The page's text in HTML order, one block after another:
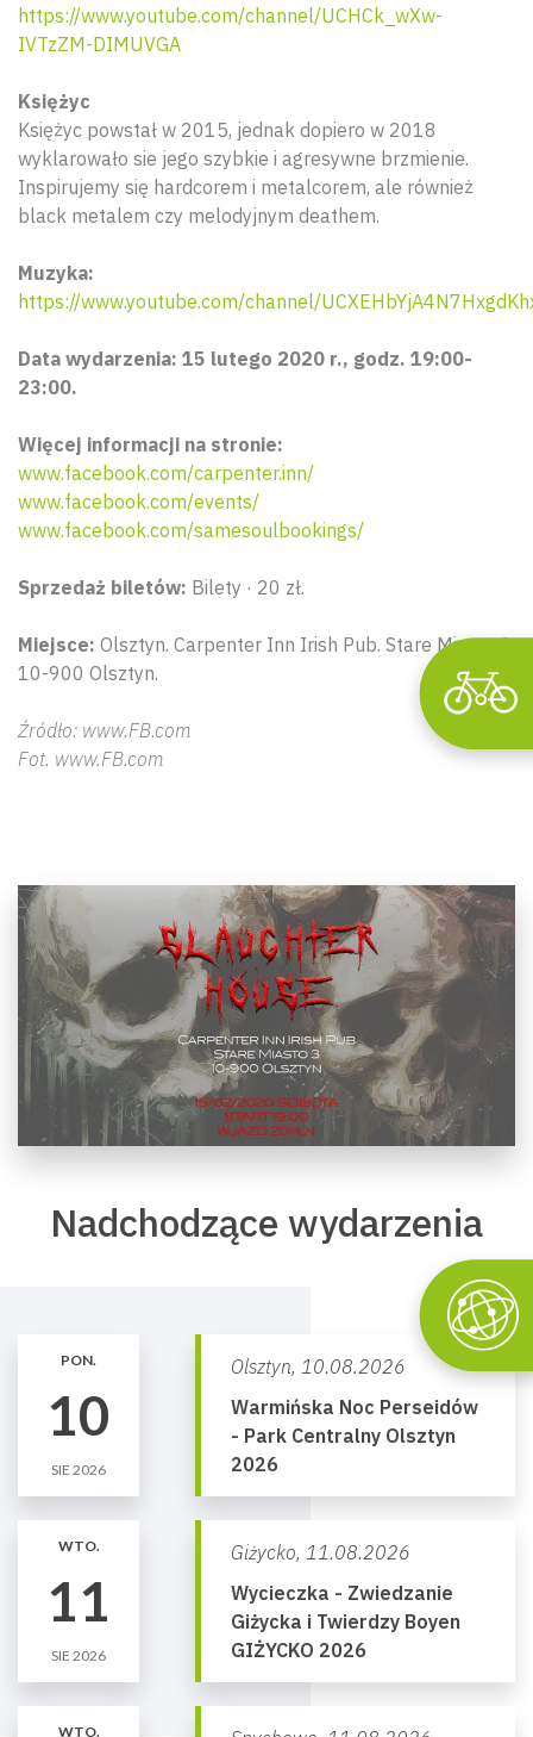
https://www.youtube.com/channel/UCHCk_wXw-
IVTzZM-DIMUVGA
Księżyc
Księżyc powstał w 2015, jednak dopiero w 2018
wyklarowało sie jego szybkie i agresywne brzmienie.
Inspirujemy się hardcorem i metalcorem, ale również
black metalem czy melodyjnym deathem.
Muzyka:
https://www.youtube.com/channel/
Data wydarzenia: 15 lutego 2020 r., godz. 19:00-
23:00.
Więcej informacji na stronie:
www.facebook.com/carpenter.inn/
www.facebook.com/events/
www.facebook.com/samesoulbookings/
Sprzedaż biletów: Bilety · 20 zł.
Miejsce: Olsztyn. Carpenter Inn Irish Pub. Stare Miasto 3,
10-900 Olsztyn.
Źródło: www.FB.com
Fot. www.FB.com
Nadchodzące wydarzenia
PON.
10
SIE 2026
Olsztyn, 10.08.2026
Warmińska Noc Perseidów
- Park Centralny Olsztyn
2026
WTO.
11
SIE 2026
Giżycko, 11.08.2026
Wycieczka - Zwiedzanie
Giżycka i Twierdzy Boyen
GIŻYCKO 2026
WTO.